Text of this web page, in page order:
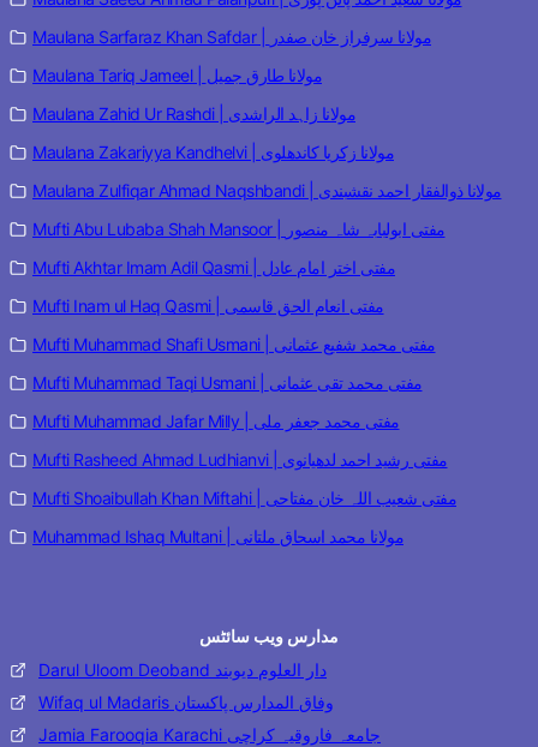
Maulana Sarfaraz Khan Safdar | مولانا سرفراز خان صفدر
Maulana Tariq Jameel | مولانا طارق جمیل
Maulana Zahid Ur Rashdi | مولانا زاہد الراشدی
Maulana Zakariyya Kandhelvi | مولانا زکریا کاندھلوی
Maulana Zulfiqar Ahmad Naqshbandi | مولانا ذوالفقار احمد نقشبندی
Mufti Abu Lubaba Shah Mansoor | مفتی ابولبابہ شاہ منصور
Mufti Akhtar Imam Adil Qasmi | مفتی اختر امام عادل
Mufti Inam ul Haq Qasmi | مفتی انعام الحق قاسمی
Mufti Muhammad Shafi Usmani | مفتی محمد شفیع عثمانی
Mufti Muhammad Taqi Usmani | مفتی محمد تقی عثمانی
Mufti Muhammad Jafar Milly | مفتی محمد جعفر ملی
Mufti Rasheed Ahmad Ludhianvi | مفتی رشید احمد لدھیانوی
Mufti Shoaibullah Khan Miftahi | مفتی شعیب اللہ خان مفتاحی
Muhammad Ishaq Multani | مولانا محمد اسحاق ملتانی
مدارس ویب سائٹس
Darul Uloom Deoband دار العلوم دیوبند
Wifaq ul Madaris وفاق المدارس پاکستان
Jamia Farooqia Karachi جامعہ فاروقیہ کراچی